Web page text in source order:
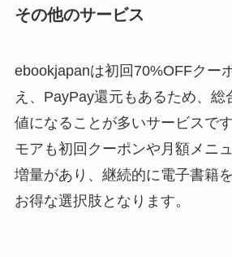
その他のサービス
ebookjapanは初回70%OFFクー
え、PayPay還元もあるため、総
値になることが多いサービスで
モアも初回クーポンや月額メニ
増量があり、継続的に電子書籍
お得な選択肢となります。